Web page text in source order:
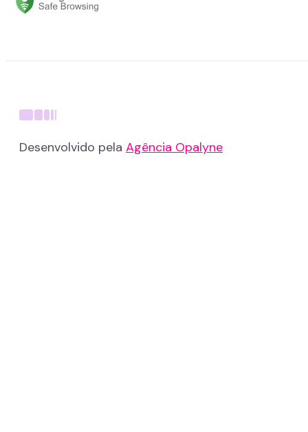
Desenvolvido pela Agência Opalyne